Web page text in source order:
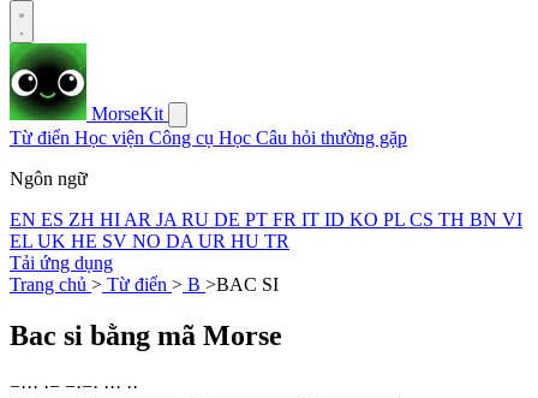
MorseKit
Từ điển Học viện Công cụ Học Câu hỏi thường gặp
Ngôn ngữ
EN ES ZH HI AR JA RU DE PT FR IT ID KO PL CS TH BN VI
EL UK HE SV NO DA UR HU TR
Tải ứng dụng
Trang chủ > Từ điển > B >BAC SI
Bac si bằng mã Morse
−··· ·− −·−· ··· ··